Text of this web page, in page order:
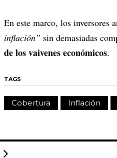
En este marco, los inversores
inflación” sin demasiadas
de los vaivenes económicos.
TAGS
Cobertura Inflación